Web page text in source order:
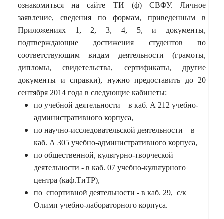
ознакомиться на сайте ТИ (ф) СВФУ. Личное
заявление, сведения по формам, приведенным в
Приложениях 1, 2, 3, 4, 5, и документы,
подтверждающие достижения студентов по
соответствующим видам деятельности (грамоты,
дипломы, свидетельства, сертификаты, другие
документы и справки), нужно предоставить до 20
сентября 2014 года в следующие кабинеты:
по учебной деятельности – в каб. А 212 учебно-
административного корпуса,
по научно-исследовательской деятельности – в
каб. А 305 учебно-административного корпуса,
по общественной, культурно-творческой
деятельности - в каб. 07 учебно-культурного
центра (каф.ТиТР),
по спортивной деятельности - в каб. 29, с/к
Олимп учебно-лабораторного корпуса.